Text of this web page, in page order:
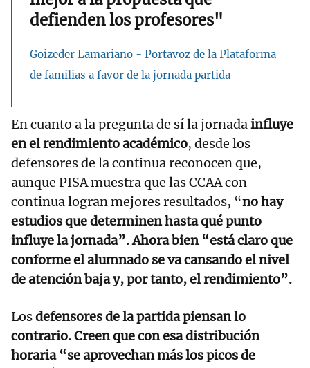
defienden los profesores"
Goizeder Lamariano - Portavoz de la Plataforma
de familias a favor de la jornada partida
En cuanto a la pregunta de sí la jornadainfluye
en el rendimiento académico, desde los
defensores de la continua reconocen que,
aunque PISA muestra que las CCAA con
continua logran mejores resultados, “no hay
estudios que determinen hasta qué punto
influye la jornada”. Ahora bien “está claro que
conforme el alumnado se va cansando el nivel
de atención baja y, por tanto, el rendimiento”.
Losdefensores de la partida piensan lo
contrario. Creen que con esa distribución
horaria “se aprovechan más los picos de